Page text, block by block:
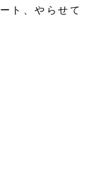
ト、やらせて